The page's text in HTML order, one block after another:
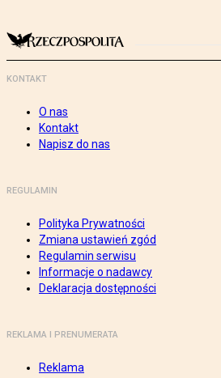
KONTAKT
O nas
Kontakt
Napisz do nas
REGULAMIN
Polityka Prywatności
Zmiana ustawień zgód
Regulamin serwisu
Informacje o nadawcy
Deklaracja dostępności
REKLAMA I PRENUMERATA
Reklama